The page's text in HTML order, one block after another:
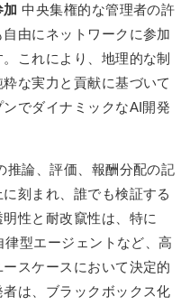
中央集権的な管理者の許
由にネットワークに参加
これにより、地理的な制
な実力と貢献に基づいて
でダイナミックなAI開発
推論、評価、報酬分配の記
刻まれ、誰でも検証する
性と耐改竄性は、特に
型エージェントなど、高
スケースにおいて決定的
は、ブラックボックス化